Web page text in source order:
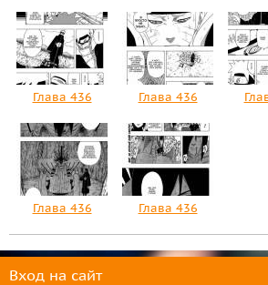
Глава 436 Глава 436
Глава 436 Глава 436
Вход на сайт